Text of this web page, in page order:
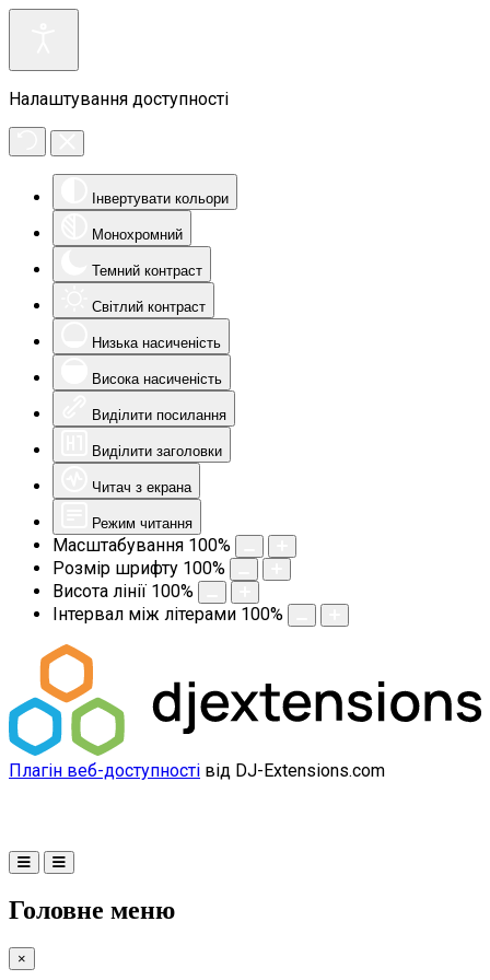
Налаштування доступності
Інвертувати кольори
Монохромний
Темний контраст
Світлий контраст
Низька насиченість
Висока насиченість
Виділити посилання
Виділити заголовки
Читач з екрана
Режим читання
Масштабування 100%
Розмір шрифту 100%
Висота лінії 100%
Інтервал між літерами 100%
Плагін веб-доступності від DJ-Extensions.com
Головне меню
×